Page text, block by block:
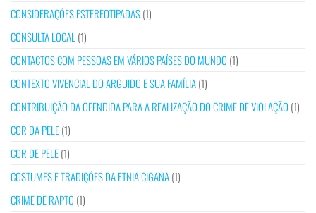
CONSIDERAÇÕES ESTEREOTIPADAS(1)
CONSULTA LOCAL (1)
CONTACTOS COM PESSOAS EM VÁRIOS PAÍSES DO MUNDO (1)
CONTEXTO VIVENCIAL DO ARGUIDO E SUA FAMÍLIA(1)
CONTRIBUIÇÃO DA OFENDIDA PARA A REALIZAÇÃO DO CRIME DE VIOLAÇÃO (1)
COR DA PELE(1)
COR DE PELE(1)
COSTUMES E TRADIÇÕES DA ETNIA CIGANA(1)
CRIME DE RAPTO (1)